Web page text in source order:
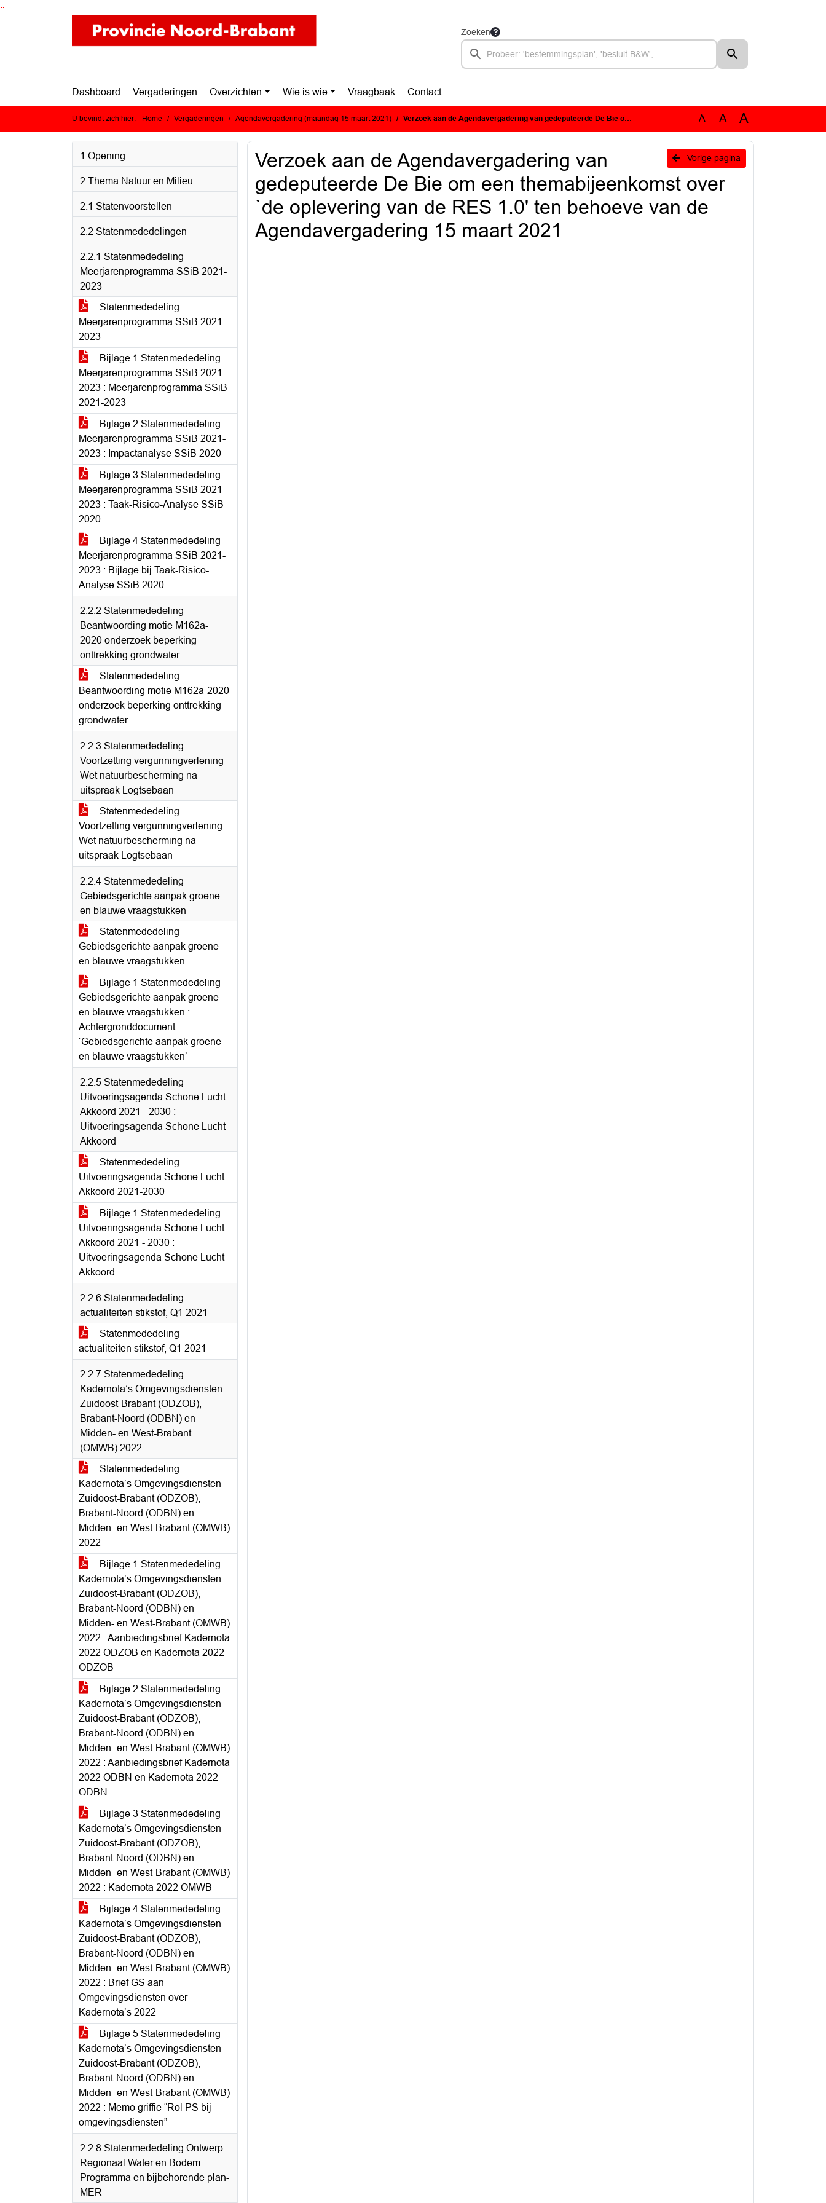
Ga naar de inhoud van deze pagina
Ga naar het zoeken
Ga naar het menu
Zoeken
Dashboard Vergaderingen Overzichten Wie is wie Vraagbaak Contact
U bevindt zich hier: Home Vergaderingen Agendavergadering (maandag 15 maart 2021) Verzoek aan de Agendavergadering van gedeputeerde De Bie om een themabijeenkomst over `de oplevering van de RES 1.0' ten behoeve van de Agendavergadering 15 maart 2021 A A A
1 Opening
2 Thema Natuur en Milieu
2.1 Statenvoorstellen
2.2 Statenmededelingen
2.2.1 Statenmededeling
Meerjarenprogramma SSiB 2021-
2023
Statenmededeling
Meerjarenprogramma SSiB 2021-
2023
Bijlage 1 Statenmededeling
Meerjarenprogramma SSiB 2021-
2023 : Meerjarenprogramma SSiB
2021-2023
Bijlage 2 Statenmededeling
Meerjarenprogramma SSiB 2021-
2023 : Impactanalyse SSiB 2020
Bijlage 3 Statenmededeling
Meerjarenprogramma SSiB 2021-
2023 : Taak-Risico-Analyse SSiB
2020
Bijlage 4 Statenmededeling
Meerjarenprogramma SSiB 2021-
2023 : Bijlage bij Taak-Risico-
Analyse SSiB 2020
2.2.2 Statenmededeling
Beantwoording motie M162a-
2020 onderzoek beperking
onttrekking grondwater
Statenmededeling
Beantwoording motie M162a-2020
onderzoek beperking onttrekking
grondwater
2.2.3 Statenmededeling
Voortzetting vergunningverlening
Wet natuurbescherming na
uitspraak Logtsebaan
Statenmededeling
Voortzetting vergunningverlening
Wet natuurbescherming na
uitspraak Logtsebaan
2.2.4 Statenmededeling
Gebiedsgerichte aanpak groene
en blauwe vraagstukken
Statenmededeling
Gebiedsgerichte aanpak groene
en blauwe vraagstukken
Bijlage 1 Statenmededeling
Gebiedsgerichte aanpak groene
en blauwe vraagstukken :
Achtergronddocument
‘Gebiedsgerichte aanpak groene
en blauwe vraagstukken’
2.2.5 Statenmededeling
Uitvoeringsagenda Schone Lucht
Akkoord 2021 - 2030 :
Uitvoeringsagenda Schone Lucht
Akkoord
Statenmededeling
Uitvoeringsagenda Schone Lucht
Akkoord 2021-2030
Bijlage 1 Statenmededeling
Uitvoeringsagenda Schone Lucht
Akkoord 2021 - 2030 :
Uitvoeringsagenda Schone Lucht
Akkoord
2.2.6 Statenmededeling
actualiteiten stikstof, Q1 2021
Statenmededeling
actualiteiten stikstof, Q1 2021
2.2.7 Statenmededeling
Kadernota’s Omgevingsdiensten
Zuidoost-Brabant (ODZOB),
Brabant-Noord (ODBN) en
Midden- en West-Brabant
(OMWB) 2022
Statenmededeling
Kadernota’s Omgevingsdiensten
Zuidoost-Brabant (ODZOB),
Brabant-Noord (ODBN) en
Midden- en West-Brabant (OMWB)
2022
Bijlage 1 Statenmededeling
Kadernota’s Omgevingsdiensten
Zuidoost-Brabant (ODZOB),
Brabant-Noord (ODBN) en
Midden- en West-Brabant (OMWB)
2022 : Aanbiedingsbrief Kadernota
2022 ODZOB en Kadernota 2022
ODZOB
Bijlage 2 Statenmededeling
Kadernota’s Omgevingsdiensten
Zuidoost-Brabant (ODZOB),
Brabant-Noord (ODBN) en
Midden- en West-Brabant (OMWB)
2022 : Aanbiedingsbrief Kadernota
2022 ODBN en Kadernota 2022
ODBN
Bijlage 3 Statenmededeling
Kadernota’s Omgevingsdiensten
Zuidoost-Brabant (ODZOB),
Brabant-Noord (ODBN) en
Midden- en West-Brabant (OMWB)
2022 : Kadernota 2022 OMWB
Bijlage 4 Statenmededeling
Kadernota’s Omgevingsdiensten
Zuidoost-Brabant (ODZOB),
Brabant-Noord (ODBN) en
Midden- en West-Brabant (OMWB)
2022 : Brief GS aan
Omgevingsdiensten over
Kadernota’s 2022
Bijlage 5 Statenmededeling
Kadernota’s Omgevingsdiensten
Zuidoost-Brabant (ODZOB),
Brabant-Noord (ODBN) en
Midden- en West-Brabant (OMWB)
2022 : Memo griffie “Rol PS bij
omgevingsdiensten”
2.2.8 Statenmededeling Ontwerp
Regionaal Water en Bodem
Programma en bijbehorende plan-
MER
Vorige pagina
Verzoek aan de Agendavergadering van
gedeputeerde De Bie om een themabijeenkomst over
`de oplevering van de RES 1.0' ten behoeve van de
Agendavergadering 15 maart 2021